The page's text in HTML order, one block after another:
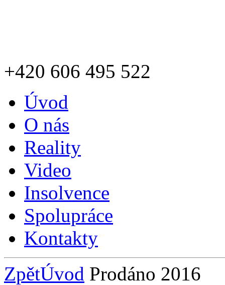
+420 606 495 522
Úvod
O nás
Reality
Video
Insolvence
Spolupráce
Kontakty
ZpětÚvod Prodáno 2016